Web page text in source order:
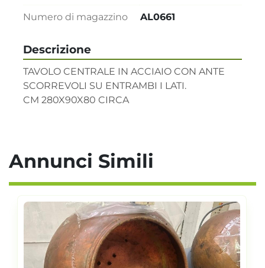
Descrizione
TAVOLO CENTRALE IN ACCIAIO CON ANTE
SCORREVOLI SU ENTRAMBI I LATI.
CM 280X90X80 CIRCA
Numero di magazzino AL0661
Annunci Simili